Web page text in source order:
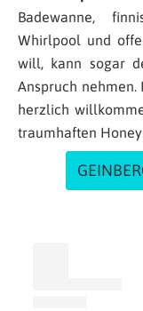
Badewanne,
Whirlpool und
will, kann sogar
Anspruch nehmen.
herzlich
traumhaften